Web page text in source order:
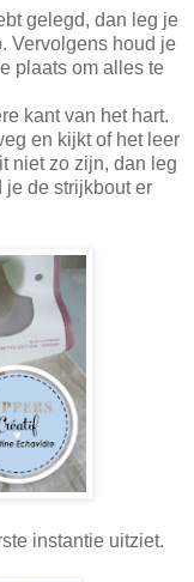
gelegd, dan leg je
Vervolgens houd je
plaats om alles te
kant van het hart.
en kijkt of het leer
niet zo zijn, dan leg
je de strijkbout er
instantie uitziet.